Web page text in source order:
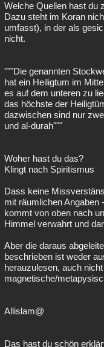
Welche Quellen hast du
Dazu steht im Koran
umfasst), in der als
nicht.
"""Die genannten
hat ein Heiligtum im
es auf dem unteren zu
das höchste der
dazwischen sind nur
und al-durah"""
Woher hast du das?
Klingt nach Spiritismus
Dass keine
mit räumlichen Angaben
kommt von oben nach
Himmel verwahrt und
Aber die daraus
beschrieben ist weder
herauzulesen, auch
magnetische/
Allislam@
Das hast du schön